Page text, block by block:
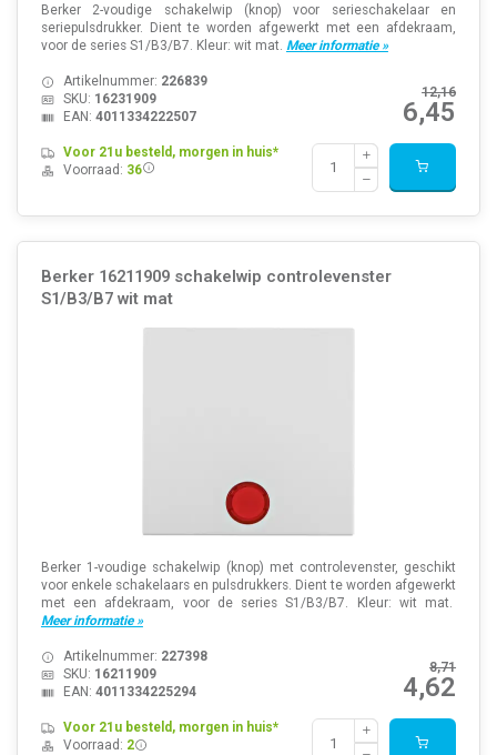
Berker 2-voudige schakelwip (knop) voor serieschakelaar en
seriepulsdrukker. Dient te worden afgewerkt met een afdekraam,
voor de series S1/B3/B7. Kleur: wit mat. Meer informatie »
12,16
6,45
Artikelnummer: 226839
SKU: 16231909
EAN: 4011334222507
Voor 21u besteld, morgen in huis*
Voorraad: 36
Berker 16211909 schakelwip controlevenster
S1/B3/B7 wit mat
Berker 1-voudige schakelwip (knop) met controlevenster, geschikt
voor enkele schakelaars en pulsdrukkers. Dient te worden afgewerkt
met een afdekraam, voor de series S1/B3/B7. Kleur: wit mat.
Meer informatie »
8,71
4,62
Artikelnummer: 227398
SKU: 16211909
EAN: 4011334225294
Voor 21u besteld, morgen in huis*
Voorraad: 2